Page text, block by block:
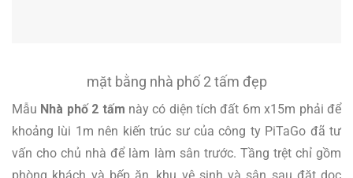
mặt bằng nhà phố 2 tấm đẹp
Mẫu Nhà phố 2 tấm này có diện tích đất 6m x15m phải để
khoảng lùi 1m nên kiến trúc sư của công ty PiTaGo đã tư
vấn cho chủ nhà để làm làm sân trước. Tầng trệt chỉ gồm